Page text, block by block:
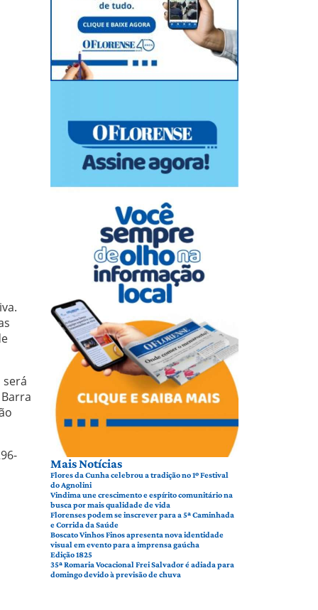
Mais Notícias
Flores da Cunha celebrou a tradição no 1º Festival
do Agnolini
Vindima une crescimento e espírito comunitário na
busca por mais qualidade de vida
Florenses podem se inscrever para a 5ª Caminhada
e Corrida da Saúde
Boscato Vinhos Finos apresenta nova identidade
visual em evento para a imprensa gaúcha
Edição 1825
35ª Romaria Vocacional Frei Salvador é adiada para
domingo devido à previsão de chuva